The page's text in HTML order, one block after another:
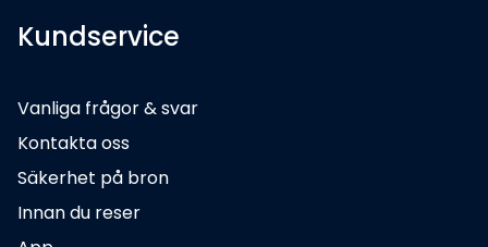
Kundservice
Vanliga frågor & svar
Kontakta oss
Säkerhet på bron
Innan du reser